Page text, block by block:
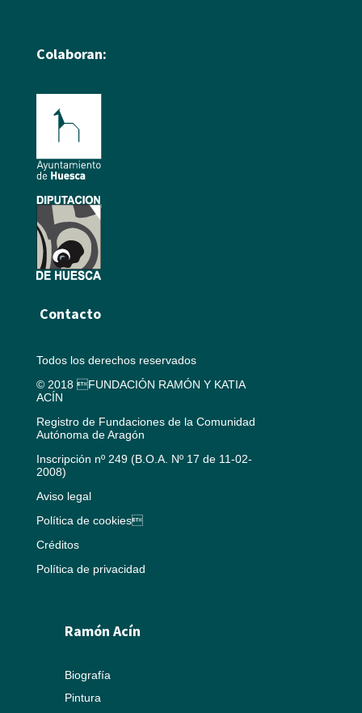
Colaboran:
Contacto
Todos los derechos reservados
© 2018 FUNDACIÓN RAMÓN Y KATIA
ACÍN
Registro de Fundaciones de la Comunidad
Autónoma de Aragón
Inscripción nº 249 (B.O.A. Nº 17 de 11-02-
2008)
Aviso legal
Política de cookies
Créditos
Política de privacidad
Ramón Acín
Biografía
Pintura